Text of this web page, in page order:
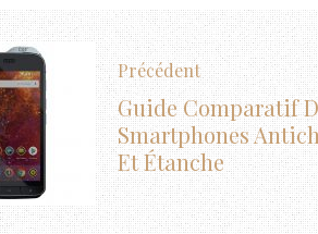
Précédent
Guide Comparatif
Smartphones
Et Étanche